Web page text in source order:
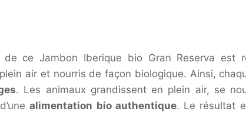
de ce Jambon Iberique bio Gran Reserva est
air et nourris de façon biologique. Ainsi,
. Les animaux grandissent en plein air, se
alimentation bio authentique. Le résultat